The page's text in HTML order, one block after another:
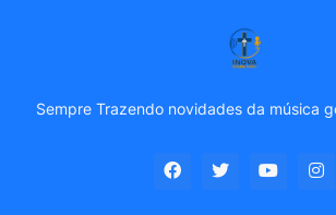
Sempre Trazendo novidades da música